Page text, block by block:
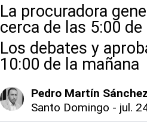
La procuradora
cerca de las 5:00
Los debates y
10:00 de la mañana
Pedro Martín Sánchez
Santo Domingo - jul.